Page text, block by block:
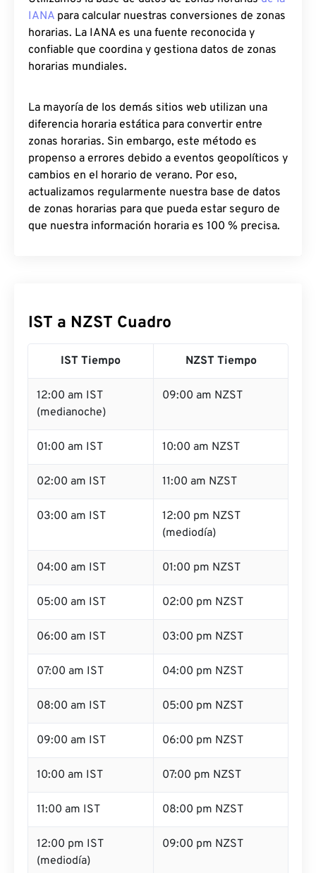
IANA para calcular nuestras conversiones de zonas
horarias. La IANA es una fuente reconocida y
confiable que coordina y gestiona datos de zonas
horarias mundiales.
La mayoría de los demás sitios web utilizan una
diferencia horaria estática para convertir entre
zonas horarias. Sin embargo, este método es
propenso a errores debido a eventos geopolíticos y
cambios en el horario de verano. Por eso,
actualizamos regularmente nuestra base de datos
de zonas horarias para que pueda estar seguro de
que nuestra información horaria es 100 % precisa.
IST a NZST Cuadro
IST Tiempo NZST Tiempo
12:00 am IST
(medianoche)
09:00 am NZST
01:00 am IST 10:00 am NZST
02:00 am IST 11:00 am NZST
03:00 am IST
12:00 pm NZST
(mediodía)
04:00 am IST 01:00 pm NZST
05:00 am IST 02:00 pm NZST
06:00 am IST 03:00 pm NZST
07:00 am IST 04:00 pm NZST
08:00 am IST 05:00 pm NZST
09:00 am IST 06:00 pm NZST
10:00 am IST 07:00 pm NZST
11:00 am IST 08:00 pm NZST
12:00 pm IST
(mediodía)
09:00 pm NZST